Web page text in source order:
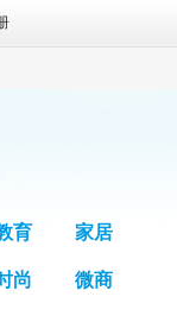
育 家居
尚 微商